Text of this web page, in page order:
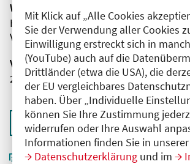
Mit Klick auf „Alle Cookies
Sie der Verwendung aller Cookies
Einwilligung erstreckt sich in
(YouTube) auch auf die
Drittländer (etwa die USA), die
der EU vergleichbares
haben. Über „Individuelle
können Sie Ihre Zustimmung
widerrufen oder Ihre Auswahl
Informationen finden Sie in unserer
Datenschutzerklärung und im
Wissenschaftliche Leitung
Herr Dr. med. Hendrik Kühne
Vivantes Klinikum im Friedrichshain
Veranstaltungsnummer
2761102026031920009
Zurück zur Übersicht